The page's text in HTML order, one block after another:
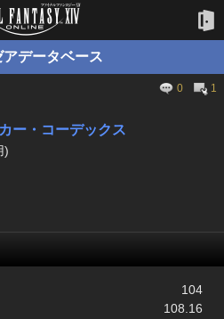
アデータベース
0
1
ー・コーデックス
)
104
108.16